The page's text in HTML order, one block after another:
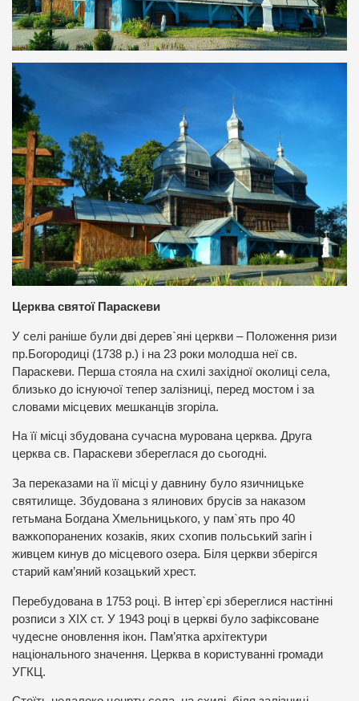
Церква святої Параскеви
У селі раніше були дві дерев`яні церкви – Положення ризи
пр.Богородиці (1738 р.) і на 23 роки молодша неї св.
Параскеви. Перша стояла на схилі західної околиці села,
близько до існуючої тепер залізниці, перед мостом і за
словами місцевих мешканців згоріла.
На її місці збудована сучасна мурована церква. Друга
церква св. Параскеви збереглася до сьогодні.
За переказами на її місці у давнину було язичницьке
святилище. Збудована з ялинових брусів за наказом
гетьмана Богдана Хмельницького, у пам`ять про 40
важкопоранених козаків, яких схопив польський загін і
живцем кинув до місцевого озера. Біля церкви зберігся
старий кам’яний козацький хрест.
Перебудована в 1753 році. В інтер`єрі збереглися настінні
розписи з XIX ст. У 1943 році в церкві було зафіксоване
чудесне оновлення ікон. Пам’ятка архітектури
національного значення. Церква в користуванні громади
УГКЦ.